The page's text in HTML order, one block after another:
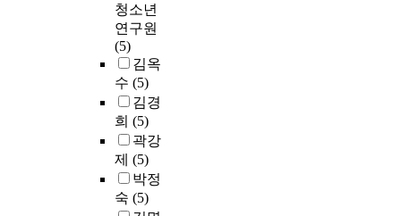
청소년
연구원
(5)
김옥
수 (5)
김경
희 (5)
곽강
제 (5)
박정
숙 (5)